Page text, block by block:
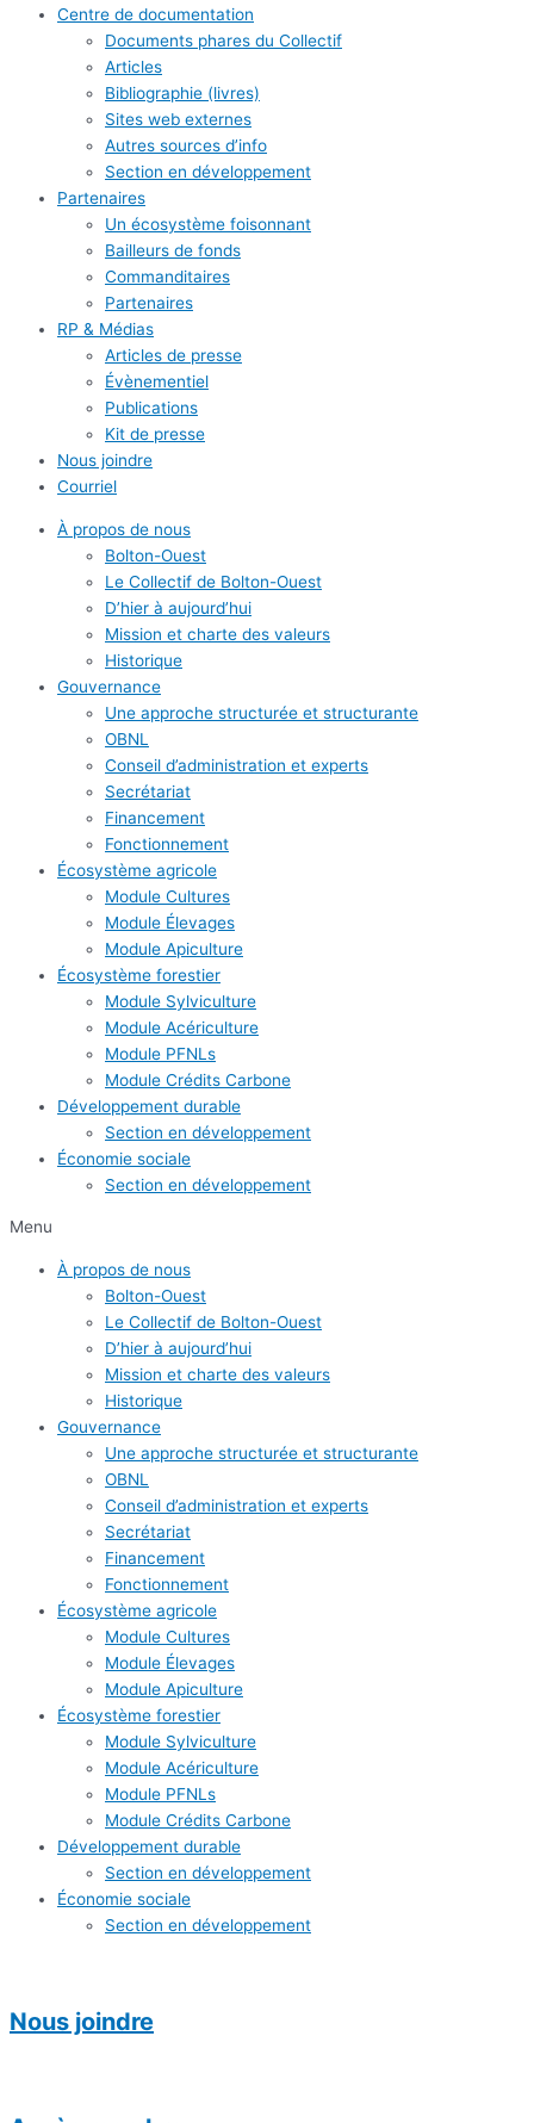
Centre de documentation
Documents phares du Collectif
Articles
Bibliographie (livres)
Sites web externes
Autres sources d’info
Section en développement
Partenaires
Un écosystème foisonnant
Bailleurs de fonds
Commanditaires
Partenaires
RP & Médias
Articles de presse
Évènementiel
Publications
Kit de presse
Nous joindre
Courriel
À propos de nous
Bolton-Ouest
Le Collectif de Bolton-Ouest
D’hier à aujourd’hui
Mission et charte des valeurs
Historique
Gouvernance
Une approche structurée et structurante
OBNL
Conseil d’administration et experts
Secrétariat
Financement
Fonctionnement
Écosystème agricole
Module Cultures
Module Élevages
Module Apiculture
Écosystème forestier
Module Sylviculture
Module Acériculture
Module PFNLs
Module Crédits Carbone
Développement durable
Section en développement
Économie sociale
Section en développement
Menu
À propos de nous
Bolton-Ouest
Le Collectif de Bolton-Ouest
D’hier à aujourd’hui
Mission et charte des valeurs
Historique
Gouvernance
Une approche structurée et structurante
OBNL
Conseil d’administration et experts
Secrétariat
Financement
Fonctionnement
Écosystème agricole
Module Cultures
Module Élevages
Module Apiculture
Écosystème forestier
Module Sylviculture
Module Acériculture
Module PFNLs
Module Crédits Carbone
Développement durable
Section en développement
Économie sociale
Section en développement
Nous joindre